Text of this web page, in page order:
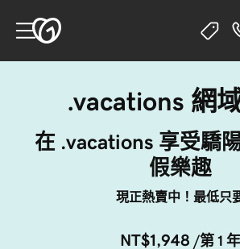
.vacations 網
在 .vacations 享受驕
假樂趣
現正熱賣中！最低只
NT$1,948 /第 1 年